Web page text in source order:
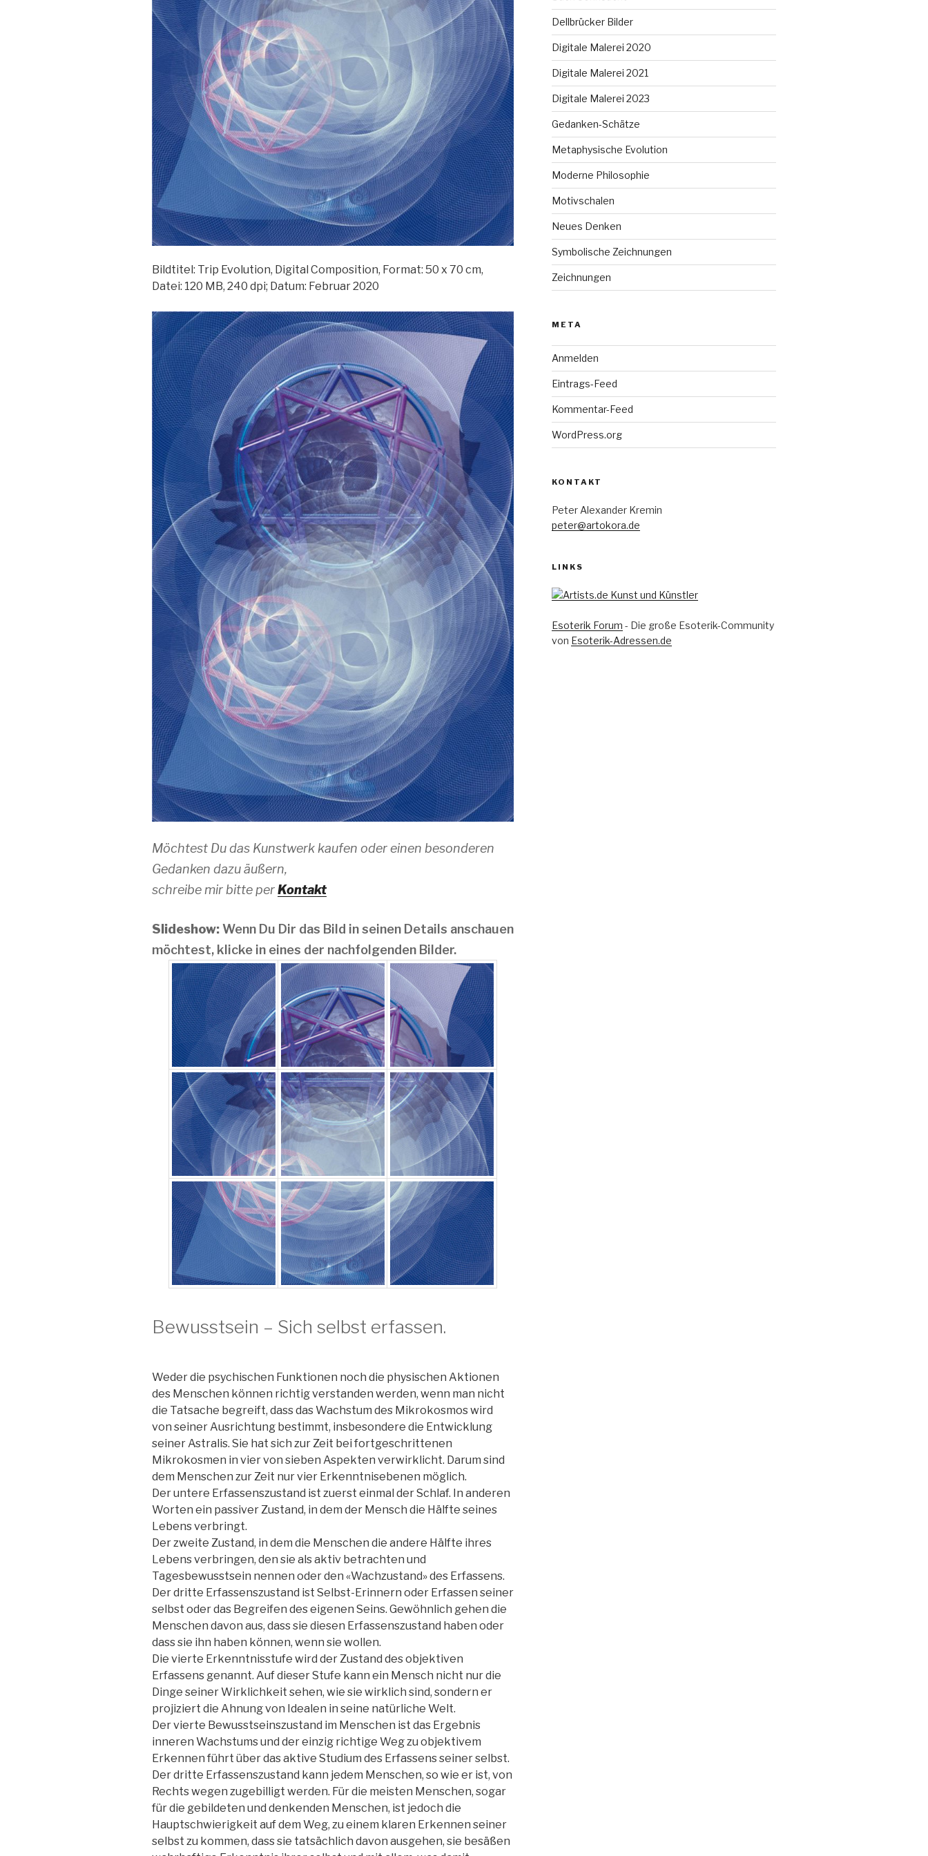
Bildtitel: Trip Evolution, Digital Composition, Format: 50 x 70 cm,
Datei: 120 MB, 240 dpi; Datum: Februar 2020
Möchtest Du das Kunstwerk kaufen oder einen besonderen
Gedanken dazu äußern,
schreibe mir bitte perKontakt
Slideshow:Wenn Du Dir das Bild in seinen Details anschauen
möchtest, klicke in eines der nachfolgenden Bilder.
Bewusstsein – Sich selbst erfassen.
Weder die psychischen Funktionen noch die physischen Aktionen
des Menschen können richtig verstanden werden, wenn man nicht
die Tatsache begreift, dass das Wachstum des Mikrokosmos wird
von seiner Ausrichtung bestimmt, insbesondere die Entwicklung
seiner Astralis. Sie hat sich zur Zeit bei fortgeschrittenen
Mikrokosmen in vier von sieben Aspekten verwirklicht. Darum sind
dem Menschen zur Zeit nur vier Erkenntnisebenen möglich.
Der untere Erfassenszustand ist zuerst einmal der Schlaf. In anderen
Worten ein passiver Zustand, in dem der Mensch die Hälfte seines
Lebens verbringt.
Der zweite Zustand, in dem die Menschen die andere Hälfte ihres
Lebens verbringen, den sie als aktiv betrachten und
Tagesbewusstsein nennen oder den «Wachzustand» des Erfassens.
Der dritte Erfassenszustand ist Selbst-Erinnern oder Erfassen seiner
selbst oder das Begreifen des eigenen Seins. Gewöhnlich gehen die
Menschen davon aus, dass sie diesen Erfassenszustand haben oder
dass sie ihn haben können, wenn sie wollen.
Die vierte Erkenntnisstufe wird der Zustand des objektiven
Erfassens genannt. Auf dieser Stufe kann ein Mensch nicht nur die
Dinge seiner Wirklichkeit sehen, wie sie wirklich sind, sondern er
projiziert die Ahnung von Idealen in seine natürliche Welt.
Der vierte Bewusstseinszustand im Menschen ist das Ergebnis
inneren Wachstums und der einzig richtige Weg zu objektivem
Erkennen führt über das aktive Studium des Erfassens seiner selbst.
Der dritte Erfassenszustand kann jedem Menschen, so wie er ist, von
Rechts wegen zugebilligt werden. Für die meisten Menschen, sogar
für die gebildeten und denkenden Menschen, ist jedoch die
Hauptschwierigkeit auf dem Weg, zu einem klaren Erkennen seiner
selbst zu kommen, dass sie tatsächlich davon ausgehen, sie besäßen
Dellbrücker Bilder
Digitale Malerei 2020
Digitale Malerei 2021
Digitale Malerei 2023
Gedanken-Schätze
Metaphysische Evolution
Moderne Philosophie
Motivschalen
Neues Denken
Symbolische Zeichnungen
Zeichnungen
META
Anmelden
Eintrags-Feed
Kommentar-Feed
WordPress.org
KONTAKT
Peter Alexander Kremin
peter@artokora.de
LINKS
Esoterik Forum - Die große Esoterik-Community
von Esoterik-Adressen.de